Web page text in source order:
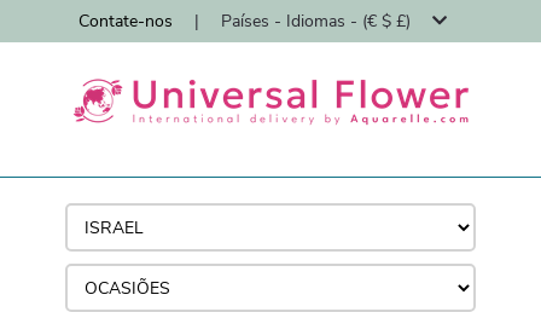
Contate-nos | Países - Idiomas - (€ $ £)